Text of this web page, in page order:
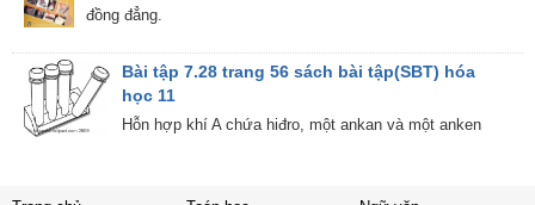
đồng đẳng.
Bài tập 7.28 trang 56 sách bài tập(SBT) hóa
học 11
Hỗn hợp khí A chứa hiđro, một ankan và một anken